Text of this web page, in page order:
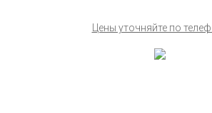
Цены уточняйте по